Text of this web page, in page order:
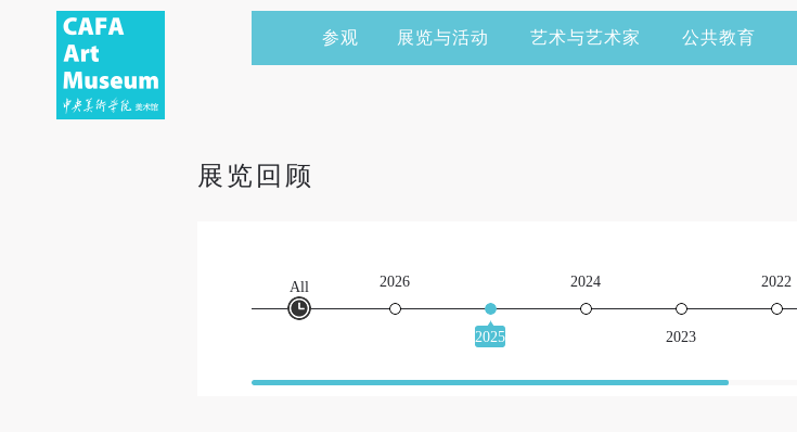
参观 展览与活动 艺术与艺术家 公共教育
展览回顾
All 2026
2025
2024
2023
2022